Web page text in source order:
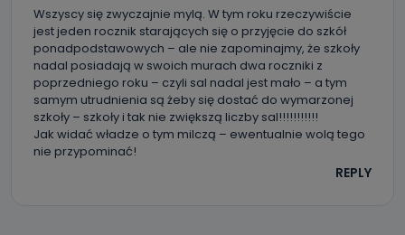
Wszyscy się zwyczajnie mylą. W tym roku rzeczywiście
jest jeden rocznik starających się o przyjęcie do szkół
ponadpodstawowych – ale nie zapominajmy, że szkoły
nadal posiadają w swoich murach dwa roczniki z
poprzedniego roku – czyli sal nadal jest mało – a tym
samym utrudnienia są żeby się dostać do wymarzonej
szkoły – szkoły i tak nie zwiększą liczby sal!!!!!!!!!!!
Jak widać władze o tym milczą – ewentualnie wolą tego
nie przypominać!
REPLY